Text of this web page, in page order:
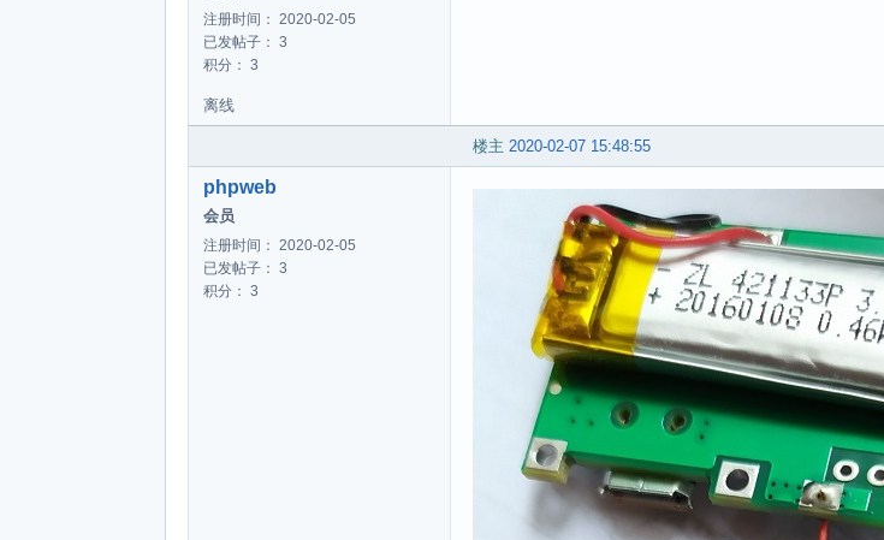
注册时间： 2020-02-05
已发帖子： 3
积分： 3
离线
楼主 2020-02-07 15:48:55
phpweb
会员
注册时间： 2020-02-05
已发帖子： 3
积分： 3